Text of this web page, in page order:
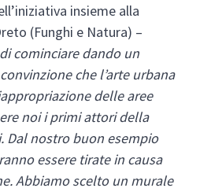
insieme alla
(Funghi e Natura) –
cominciare dando un
che l’arte urbana
delle aree
noi i primi attori della
Dal nostro buon esempio
essere tirate in causa
Abbiamo scelto un murale